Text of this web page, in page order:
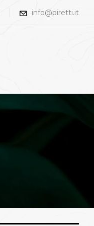
info@piretti.it